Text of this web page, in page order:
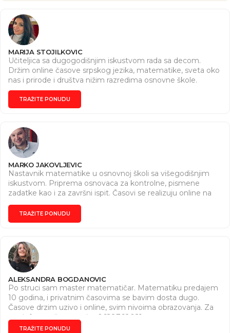
moramo stalno podsećati sebe zašto to učimo kako bismo
razvili interes ka tome i generalnoka širenju znanja.
MARIJA STOJILKOVIC
Učiteljica sa dugogodišnjim iskustvom rada sa decom.
Držim online časove srpskog jezika, matematike, sveta oko
nas i prirode i društva nižim razredima osnovne škole.
TRAŽITE PONUDU
MARKO JAKOVLJEVIC
Nastavnik matematike u osnovnoj školi sa višegodišnjim
iskustvom. Priprema osnovaca za kontrolne, pismene
zadatke kao i za završni ispit. Časovi se realizuju online na
platformi koja vama odgovara.
TRAŽITE PONUDU
ALEKSANDRA BOGDANOVIC
Po struci sam master matematičar. Matematiku predajem
10 godina, i privatnim časovima se bavim dosta dugo.
Časove drzim uzivo i online, svim nivoima obrazovanja. Za
sve informacije pozovite 0628768021
TRAŽITE PONUDU